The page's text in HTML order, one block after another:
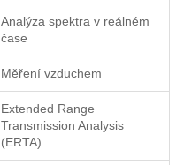
Analýza spektra v reálném
čase
Měření vzduchem
Extended Range
Transmission Analysis
(ERTA)